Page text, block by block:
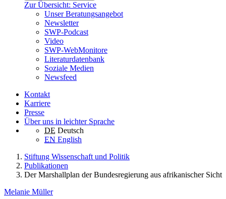
Zur Übersicht: Service
Unser Beratungsangebot
Newsletter
SWP-Podcast
Video
SWP-WebMonitore
Literaturdatenbank
Soziale Medien
Newsfeed
Kontakt
Karriere
Presse
Über uns in leichter Sprache
DE Deutsch
EN English
Stiftung Wissenschaft und Politik
Publikationen
Der Marshallplan der Bundesregierung aus afrikanischer Sicht
Melanie Müller